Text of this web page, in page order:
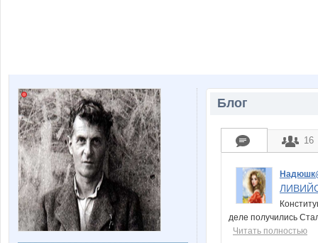
Блог
16
деле получились
Читать полностью